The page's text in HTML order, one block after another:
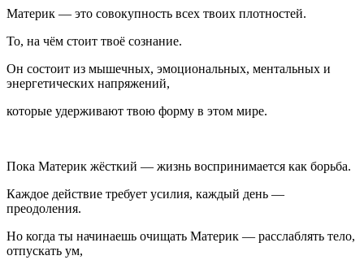
Материк — это совокупность всех твоих плотностей.
То, на чём стоит твоё сознание.
Он состоит из мышечных, эмоциональных, ментальных и
энергетических напряжений,
которые удерживают твою форму в этом мире.
Пока Материк жёсткий — жизнь воспринимается как борьба.
Каждое действие требует усилия, каждый день —
преодоления.
Но когда ты начинаешь очищать Материк — расслаблять тело,
отпускать ум,